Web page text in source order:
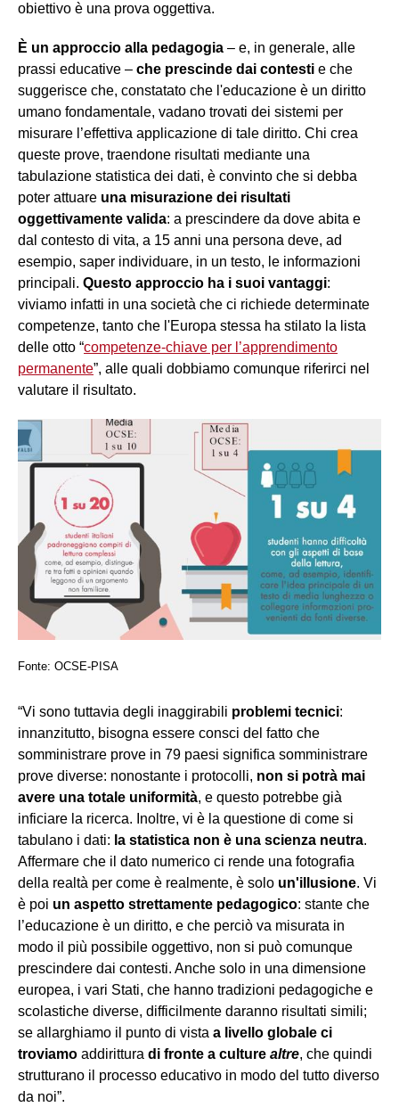
obiettivo è una prova oggettiva.
È un approccio alla pedagogia – e, in generale, alle
prassi educative – che prescinde dai contesti e che
suggerisce che, constatato che l'educazione è un diritto
umano fondamentale, vadano trovati dei sistemi per
misurare l’effettiva applicazione di tale diritto. Chi crea
queste prove, traendone risultati mediante una
tabulazione statistica dei dati, è convinto che si debba
poter attuare una misurazione dei risultati
oggettivamente valida: a prescindere da dove abita e
dal contesto di vita, a 15 anni una persona deve, ad
esempio, saper individuare, in un testo, le informazioni
principali. Questo approccio ha i suoi vantaggi:
viviamo infatti in una società che ci richiede determinate
competenze, tanto che l'Europa stessa ha stilato la lista
delle otto “competenze-chiave per l’apprendimento
permanente”, alle quali dobbiamo comunque riferirci nel
valutare il risultato.
Fonte: OCSE-PISA
“Vi sono tuttavia degli inaggirabili problemi tecnici:
innanzitutto, bisogna essere consci del fatto che
somministrare prove in 79 paesi significa somministrare
prove diverse: nonostante i protocolli, non si potrà mai
avere una totale uniformità, e questo potrebbe già
inficiare la ricerca. Inoltre, vi è la questione di come si
tabulano i dati: la statistica non è una scienza neutra.
Affermare che il dato numerico ci rende una fotografia
della realtà per come è realmente, è solo un'illusione. Vi
è poi un aspetto strettamente pedagogico: stante che
l’educazione è un diritto, e che perciò va misurata in
modo il più possibile oggettivo, non si può comunque
prescindere dai contesti. Anche solo in una dimensione
europea, i vari Stati, che hanno tradizioni pedagogiche e
scolastiche diverse, difficilmente daranno risultati simili;
se allarghiamo il punto di vista a livello globale ci
troviamo addirittura di fronte a culture altre, che quindi
strutturano il processo educativo in modo del tutto diverso
da noi”.